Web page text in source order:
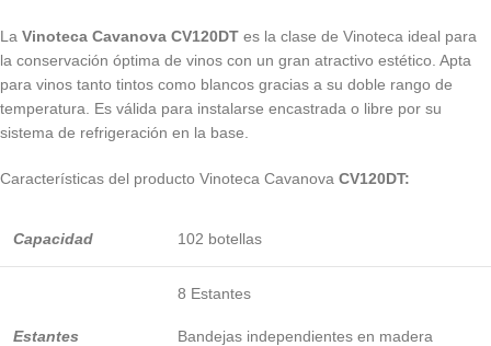
La Vinoteca Cavanova CV120DT es la clase de Vinoteca ideal para
la conservación óptima de vinos con un gran atractivo estético. Apta
para vinos tanto tintos como blancos gracias a su doble rango de
temperatura. Es válida para instalarse encastrada o libre por su
sistema de refrigeración en la base.
Características del producto Vinoteca Cavanova CV120DT:
Capacidad 102 botellas
Estantes
8 Estantes
Bandejas independientes en madera